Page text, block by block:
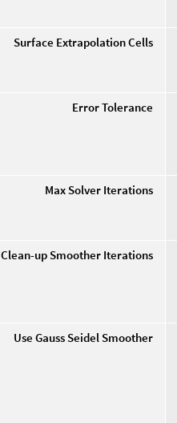
Surface Extrapolation Cells
Error Tolerance
Max Solver Iterations
Clean-up Smoother Iterations
Use Gauss Seidel Smoother